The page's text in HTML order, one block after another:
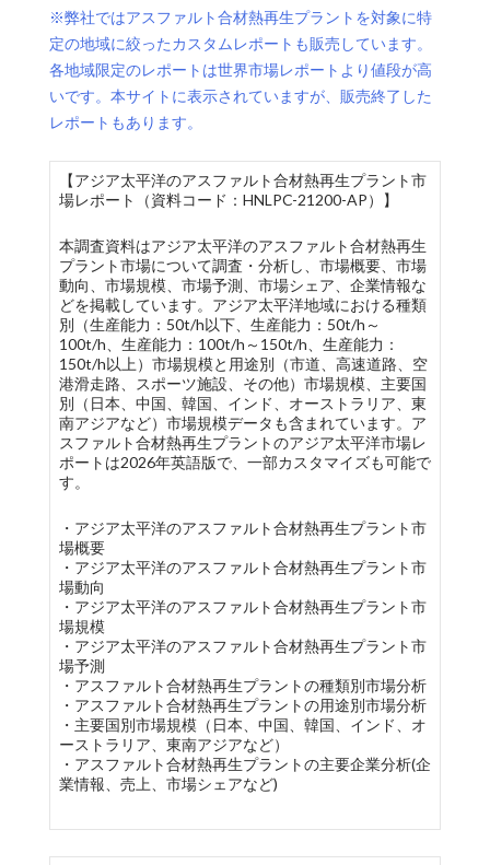
※弊社ではアスファルト合材熱再生プラントを対象に特
定の地域に絞ったカスタムレポートも販売しています。
各地域限定のレポートは世界市場レポートより値段が高
いです。本サイトに表示されていますが、販売終了した
レポートもあります。
【アジア太平洋のアスファルト合材熱再生プラント市
場レポート（資料コード：HNLPC-21200-AP）】
本調査資料はアジア太平洋のアスファルト合材熱再生
プラント市場について調査・分析し、市場概要、市場
動向、市場規模、市場予測、市場シェア、企業情報な
どを掲載しています。アジア太平洋地域における種類
別（生産能力：50t/h以下、生産能力：50t/h～
100t/h、生産能力：100t/h～150t/h、生産能力：
150t/h以上）市場規模と用途別（市道、高速道路、空
港滑走路、スポーツ施設、その他）市場規模、主要国
別（日本、中国、韓国、インド、オーストラリア、東
南アジアなど）市場規模データも含まれています。ア
スファルト合材熱再生プラントのアジア太平洋市場レ
ポートは2026年英語版で、一部カスタマイズも可能で
す。
・アジア太平洋のアスファルト合材熱再生プラント市
場概要
・アジア太平洋のアスファルト合材熱再生プラント市
場動向
・アジア太平洋のアスファルト合材熱再生プラント市
場規模
・アジア太平洋のアスファルト合材熱再生プラント市
場予測
・アスファルト合材熱再生プラントの種類別市場分析
・アスファルト合材熱再生プラントの用途別市場分析
・主要国別市場規模（日本、中国、韓国、インド、オ
ーストラリア、東南アジアなど）
・アスファルト合材熱再生プラントの主要企業分析(企
業情報、売上、市場シェアなど)